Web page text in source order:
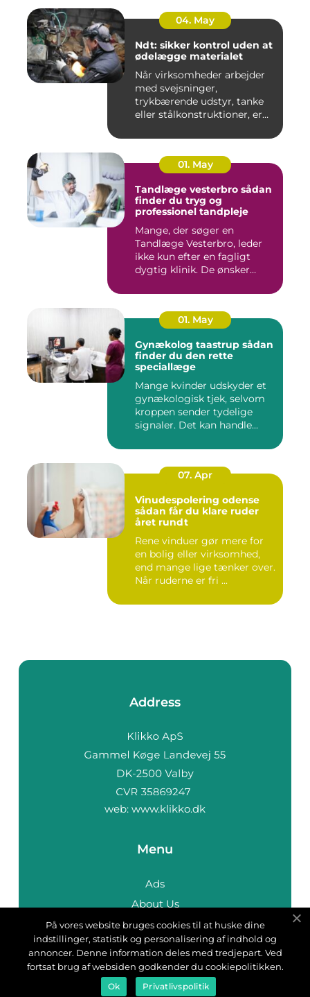
04. May
Ndt: sikker kontrol uden at
ødelægge materialet
Når virksomheder arbejder
med svejsninger,
trykbærende udstyr, tanke
eller stålkonstruktioner, er
01. May
Tandlæge vesterbro sådan
finder du tryg og
professionel tandpleje
Mange, der søger en
Tandlæge Vesterbro, leder
ikke kun efter en fagligt
dygtig klinik. De ønsker
01. May
Gynækolog taastrup sådan
finder du den rette
speciallæge
Mange kvinder udskyder et
gynækologisk tjek, selvom
kroppen sender tydelige
signaler. Det kan handle...
07. Apr
Vinudespolering odense
sådan får du klare ruder
året rundt
Rene vinduer gør mere for
en bolig eller virksomhed,
end mange lige tænker over.
Når ruderne er fri ...
Address
web: www.klikko.dk
Menu
Ads
About Us
Cookies
Contact
Sitemap
På vores website bruges cookies til at huske dine
indstillinger, statistik og personalisering af indhold og
annoncer. Denne information deles med tredjepart. Ved
fortsat brug af websiden godkender du cookiepolitikken.
Ok Privatlivspolitik